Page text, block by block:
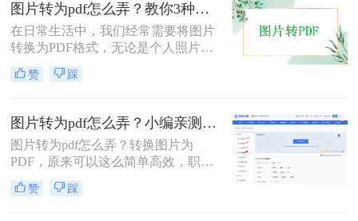
择高效、安全且无需付费的方法？本
文将基于实际使用经验，为您梳理7
种照片如何转成PDF格式的实用方
方式，帮助您根据场景灵活选用。
图片转为pdf怎么弄？教你3种常用转换方法！
在日常生活中，我们经常需要将图片
转换为PDF格式，无论是个人照片管
理、证件扫描，还是商业和行政领域
的文档整理、合同协议，这种转换都
全性。那么图片转为pdf怎么弄呢？本
文将介绍三种将图片转换为PDF的方
法。
赞 踩
图片转为pdf怎么弄？小编亲测5种实用方法，告别繁琐操作！
图片转为pdf怎么弄？转换图片为
PDF，原来可以这么简单高效，职场
效率提升从此触手可及！“一张图片
秒变PDF文档？是的，你没听错！”作
赞 踩